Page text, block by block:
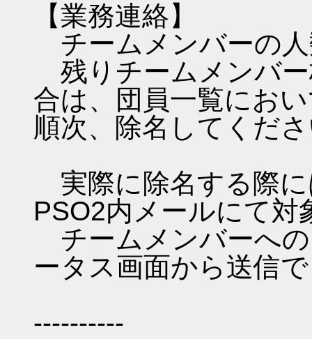
【業務連絡】
チームメンバーの
残りチームメンバ
合は、団員一覧にお
順次、除名してくだ
実際に除名する際に
PSO2内メールにて
チームメンバーへ
ータス画面から送信
----------